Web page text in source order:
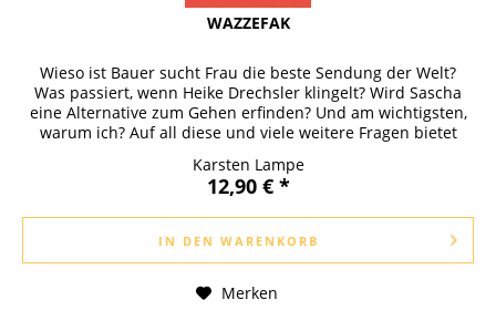
WAZZEFAK
Wieso ist Bauer sucht Frau die beste Sendung der Welt?
Was passiert, wenn Heike Drechsler klingelt? Wird Sascha
eine Alternative zum Gehen erfinden? Und am wichtigsten,
warum ich? Auf all diese und viele weitere Fragen bietet
Karsten Lampe
12,90 € *
IN DEN WARENKORB
Merken